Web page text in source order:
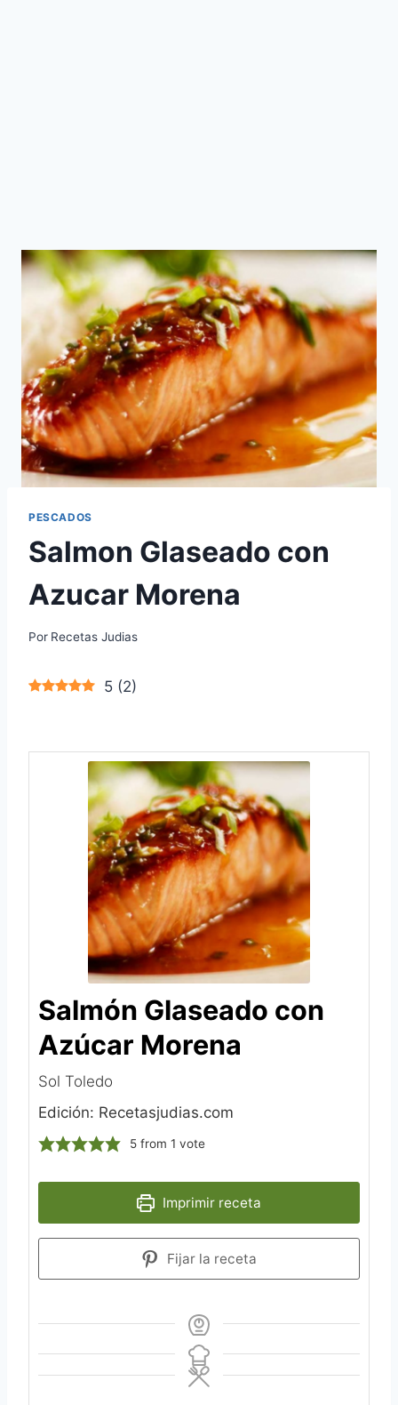
PESCADOS
Salmon Glaseado con
Azucar Morena
Por Recetas Judias
5 (2)
Salmón Glaseado con
Azúcar Morena
Sol Toledo
Edición: Recetasjudias.com
5 from 1 vote
Imprimir receta
Fijar la receta